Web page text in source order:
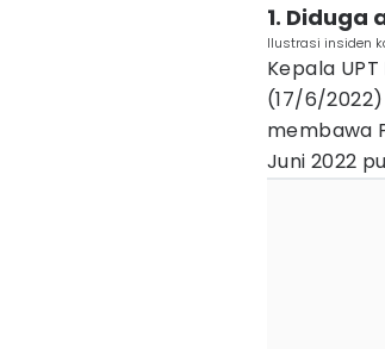
1. Diduga
Ilustrasi insiden
Kepala
(17/6/
membawa
Juni 2022